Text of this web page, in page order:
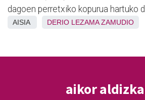
dagoen perretxiko kopurua hartuko
AISIA DERIO LEZAMA ZAMUDIO
aikor